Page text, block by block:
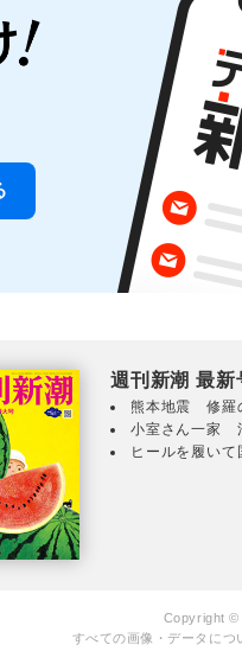
週刊新潮 最新
熊本地震 修羅
小室さん一家
ヒールを履い
Copyright ©
すべての画像・データにつ